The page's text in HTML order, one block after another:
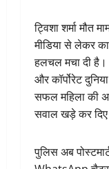
ट्विशा शर्मा मौत
मीडिया से लेकर
हलचल मचा दी है।
और कॉर्पोरेट
सफल महिला की
सवाल खड़े कर
पुलिस अब